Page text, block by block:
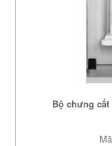
Bộ chưng cất